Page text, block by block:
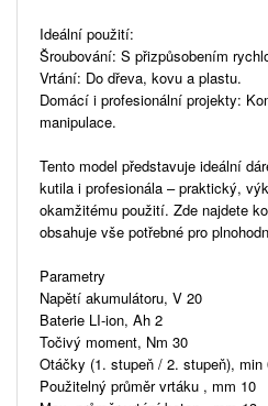
Ideální použití:
Šroubování: S přizpůsobením
Vrtání: Do dřeva, kovu a plastu.
Domácí i profesionální projekty:
manipulace.
Tento model představuje ideální
kutila i profesionála – praktický,
okamžitému použití. Zde najdete
obsahuje vše potřebné pro
Parametry
Napětí akumulátoru, V 20
Baterie LI-ion, Ah 2
Točivý moment, Nm 30
Otáčky (1. stupeň / 2. stupeň), min
Použitelný průměr vrtáku , mm 10